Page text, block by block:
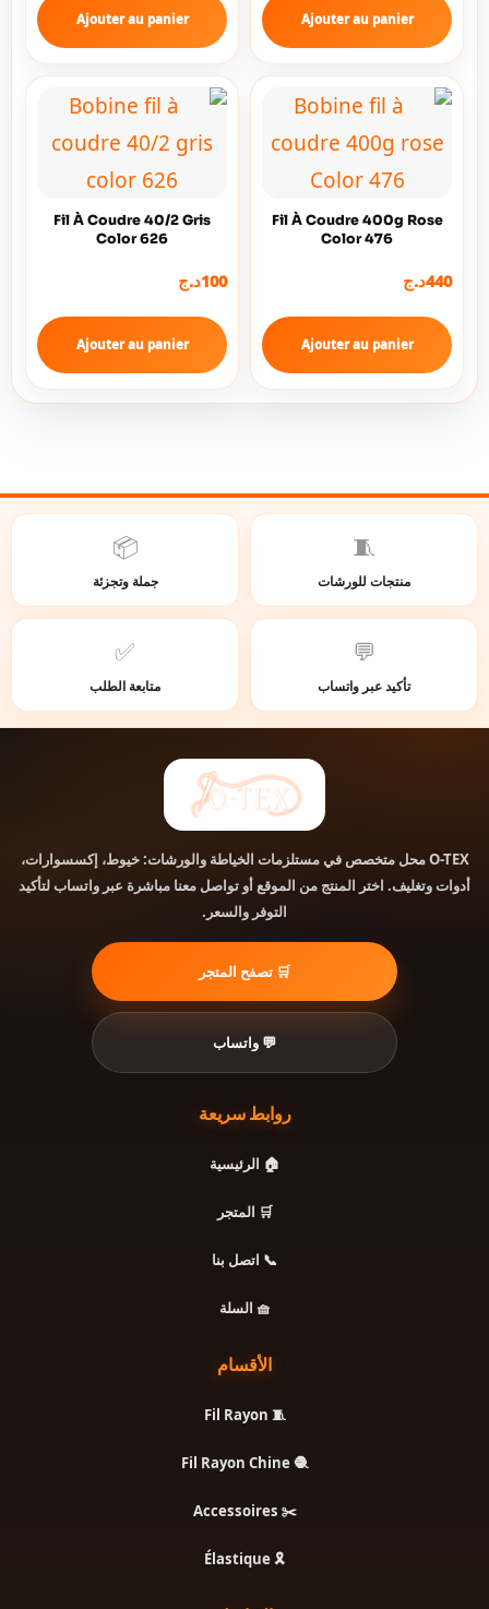
Ajouter au panier
Ajouter au panier
Fil À Coudre 400g Rose
Color 476
440د.ج
Ajouter au panier
Fil À Coudre 40/2 Gris
Color 626
100د.ج
Ajouter au panier
🧵
منتجات للورشات
📦
جملة وتجزئة
💬
تأكيد عبر واتساب
✅
متابعة الطلب
O-TEXمحل متخصص في مستلزمات الخياطة والورشات: خيوط، إكسسوارات،
أدوات وتغليف. اختر المنتج من الموقع أو تواصل معنا مباشرة عبر واتساب لتأكيد
التوفر والسعر.
🛒 تصفح المتجر
💬 واتساب
روابط سريعة
🏠 الرئيسية
🛒 المتجر
📞 اتصل بنا
🧺 السلة
الأقسام
🧵 Fil Rayon
🧶 Fil Rayon Chine
✂️ Accessoires
🎗️ Élastique